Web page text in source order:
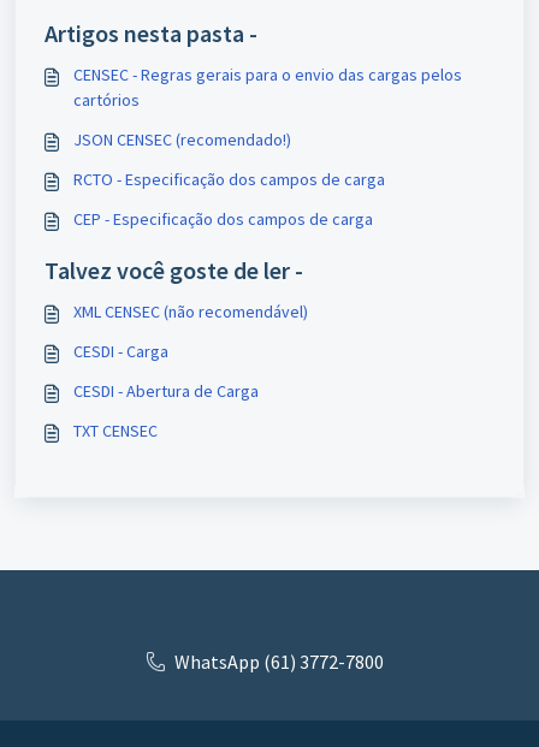
Artigos nesta pasta -
CENSEC - Regras gerais para o envio das cargas pelos
cartórios
JSON CENSEC (recomendado!)
RCTO - Especificação dos campos de carga
CEP - Especificação dos campos de carga
Talvez você goste de ler -
XML CENSEC (não recomendável)
CESDI - Carga
CESDI - Abertura de Carga
TXT CENSEC
WhatsApp (61) 3772-7800